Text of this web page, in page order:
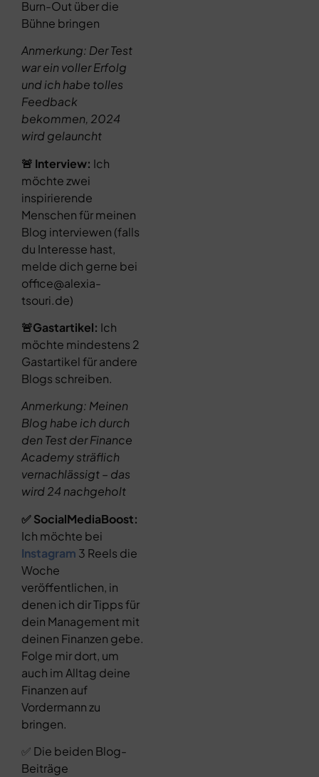
Burn-Out über die
Bühne bringen
Anmerkung: Der Test
war ein voller Erfolg
und ich habe tolles
Feedback
bekommen, 2024
wird gelauncht
🚨 Interview: Ich
möchte zwei
inspirierende
Menschen für meinen
Blog interviewen (falls
du Interesse hast,
melde dich gerne bei
office@alexia-
tsouri.de)
🚨Gastartikel: Ich
möchte mindestens 2
Gastartikel für andere
Blogs schreiben.
Anmerkung: Meinen
Blog habe ich durch
den Test der Finance
Academy sträflich
vernachlässigt – das
wird 24 nachgeholt
✅ SocialMediaBoost:
Ich möchte bei
Instagram 3 Reels die
Woche
veröffentlichen, in
denen ich dir Tipps für
dein Management mit
deinen Finanzen gebe.
Folge mir dort, um
auch im Alltag deine
Finanzen auf
Vordermann zu
bringen.
✅ Die beiden Blog-
Beiträge